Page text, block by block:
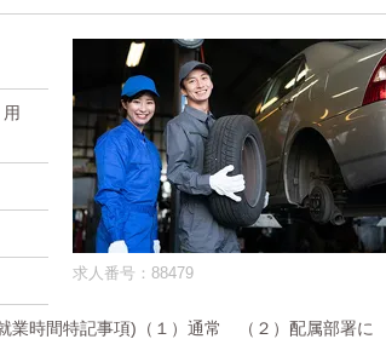
求人番号：88479
業時間特記事項)（１）通常 （２）配属部署に